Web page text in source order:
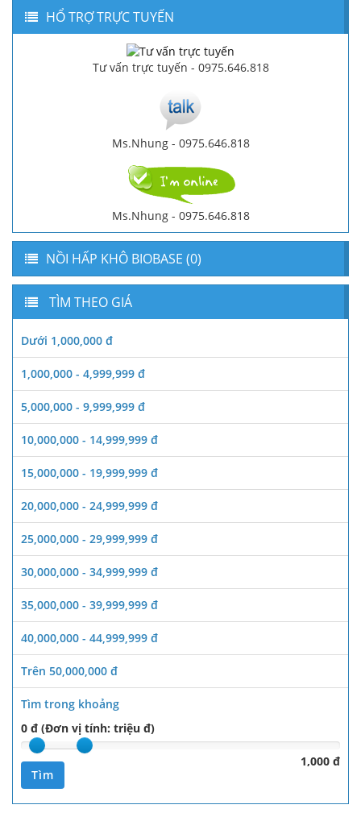
HỔ TRỢ TRỰC TUYẾN
Tư vấn trực tuyến - 0975.646.818
Ms.Nhung - 0975.646.818
Ms.Nhung - 0975.646.818
NỒI HẤP KHÔ BIOBASE (0)
TÌM THEO GIÁ
Dưới 1,000,000 đ
1,000,000 - 4,999,999 đ
5,000,000 - 9,999,999 đ
10,000,000 - 14,999,999 đ
15,000,000 - 19,999,999 đ
20,000,000 - 24,999,999 đ
25,000,000 - 29,999,999 đ
30,000,000 - 34,999,999 đ
35,000,000 - 39,999,999 đ
40,000,000 - 44,999,999 đ
Trên 50,000,000 đ
Tìm trong khoảng
0 đ (Đơn vị tính: triệu đ)
1,000 đ
Tìm